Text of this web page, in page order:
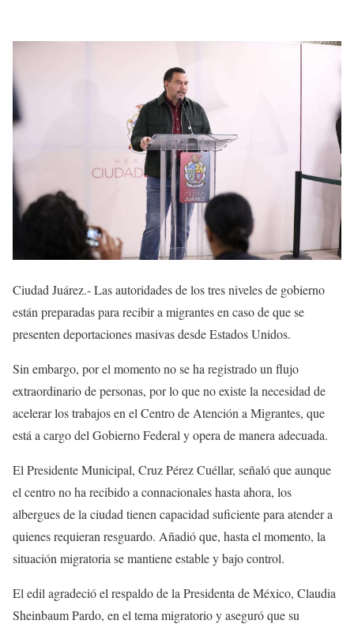
Ciudad Juárez.- Las autoridades de los tres niveles de gobierno
están preparadas para recibir a migrantes en caso de que se
presenten deportaciones masivas desde Estados Unidos.
Sin embargo, por el momento no se ha registrado un flujo
extraordinario de personas, por lo que no existe la necesidad de
acelerar los trabajos en el Centro de Atención a Migrantes, que
está a cargo del Gobierno Federal y opera de manera adecuada.
El Presidente Municipal, Cruz Pérez Cuéllar, señaló que aunque
el centro no ha recibido a connacionales hasta ahora, los
albergues de la ciudad tienen capacidad suficiente para atender a
quienes requieran resguardo. Añadió que, hasta el momento, la
situación migratoria se mantiene estable y bajo control.
El edil agradeció el respaldo de la Presidenta de México, Claudia
Sheinbaum Pardo, en el tema migratorio y aseguró que su